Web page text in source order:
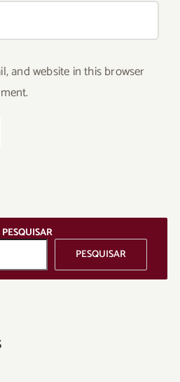
and website in this browser
PESQUISAR
PESQUISAR